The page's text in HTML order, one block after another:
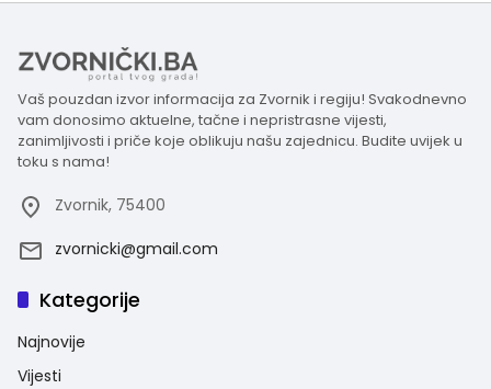
Vaš pouzdan izvor informacija za Zvornik i regiju! Svakodnevno
vam donosimo aktuelne, tačne i nepristrasne vijesti,
zanimljivosti i priče koje oblikuju našu zajednicu. Budite uvijek u
toku s nama!
Zvornik, 75400
zvornicki@gmail.com
Kategorije
Najnovije
Vijesti